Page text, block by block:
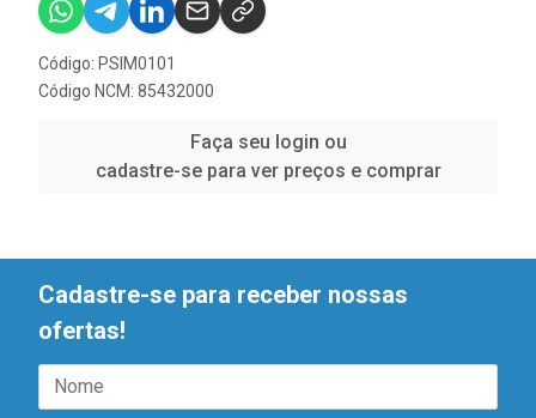
Código: PSIM0101
Código NCM: 85432000
Faça seu login ou
cadastre-se para ver preços e comprar
Cadastre-se para receber nossas
ofertas!